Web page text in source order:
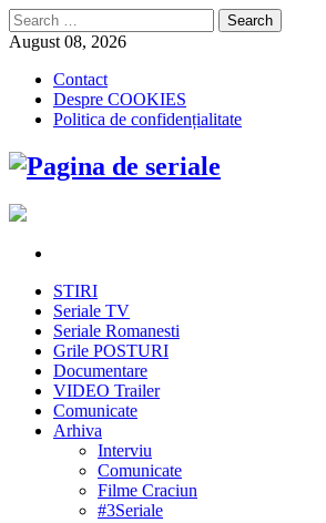
Search
for:
August 08, 2026
Contact
Despre COOKIES
Politica de confidențialitate
STIRI
Seriale TV
Seriale Romanesti
Grile POSTURI
Documentare
VIDEO Trailer
Comunicate
Arhiva
Interviu
Comunicate
Filme Craciun
#3Seriale